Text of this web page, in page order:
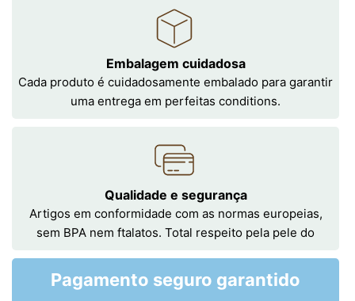
Embalagem cuidadosa
Cada produto é cuidadosamente embalado para garantir
uma entrega em perfeitas conditions.
Qualidade e segurança
Artigos em conformidade com as normas europeias,
sem BPA nem ftalatos. Total respeito pela pele do
Pagamento seguro garantido